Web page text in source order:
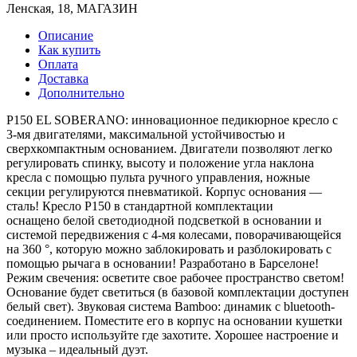
Ленская, 18, МАГАЗИН
Описание
Как купить
Оплата
Доставка
Дополнительно
P150 EL SOBERANO: инновационное педикюрное кресло с
3-мя двигателями, максимальной устойчивостью и
сверхкомпактным основанием. Двигатели позволяют легко
регулировать спинку, высоту и положение угла наклона
кресла с помощью пульта ручного управления, ножные
секции регулируются пневматикой. Корпус основания —
сталь! Кресло P150 в стандартной комплектации
оснащено белой светодиодной подсветкой в основании и
системой передвижения с 4-мя колесами, поворачивающейся
на 360 °, которую можно заблокировать и разблокировать с
помощью рычага в основании! Разработано в Барселоне!
Режим свечения: осветите свое рабочее пространство светом!
Основание будет светиться (в базовой комплектации доступен
белый свет). Звуковая система Bamboo: динамик с bluetooth-
соединением. Поместите его в корпус на основании кушетки
или просто используйте где захотите. Хорошее настроение и
музыка – идеальный дуэт.